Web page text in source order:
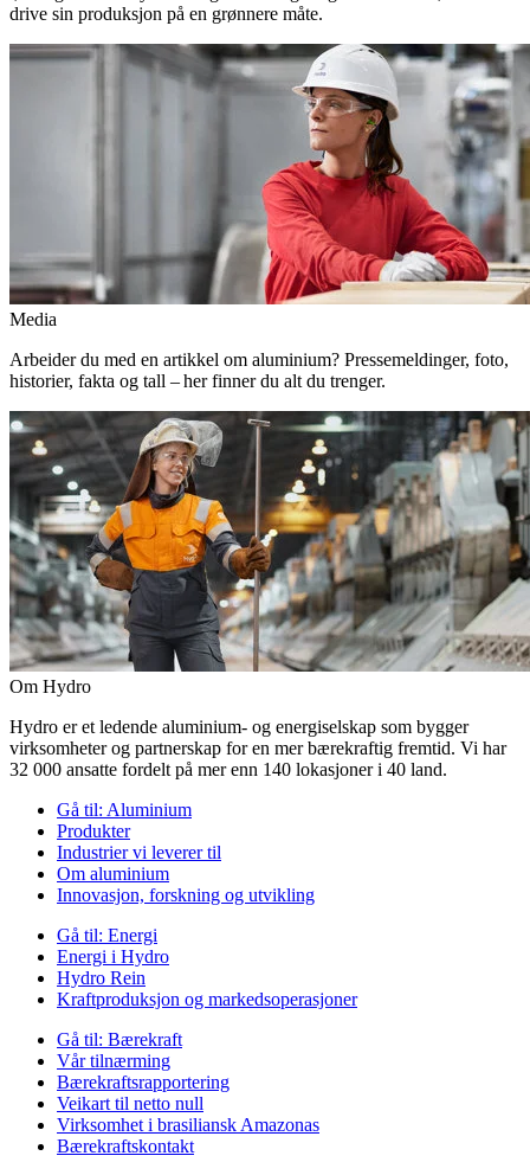
drive sin produksjon på en grønnere måte.
Media
Arbeider du med en artikkel om aluminium? Pressemeldinger, foto,
historier, fakta og tall – her finner du alt du trenger.
Om Hydro
Hydro er et ledende aluminium- og energiselskap som bygger
virksomheter og partnerskap for en mer bærekraftig fremtid. Vi har
32 000 ansatte fordelt på mer enn 140 lokasjoner i 40 land.
Gå til: Aluminium
Produkter
Industrier vi leverer til
Om aluminium
Innovasjon, forskning og utvikling
Gå til: Energi
Energi i Hydro
Hydro Rein
Kraftproduksjon og markedsoperasjoner
Gå til: Bærekraft
Vår tilnærming
Bærekraftsrapportering
Veikart til netto null
Virksomhet i brasiliansk Amazonas
Bærekraftskontakt